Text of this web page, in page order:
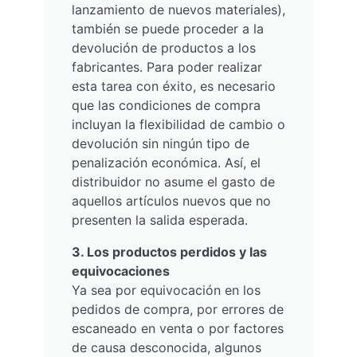
lanzamiento de nuevos materiales),
también se puede proceder a la
devolución de productos a los
fabricantes. Para poder realizar
esta tarea con éxito, es necesario
que las condiciones de compra
incluyan la flexibilidad de cambio o
devolución sin ningún tipo de
penalización económica. Así, el
distribuidor no asume el gasto de
aquellos artículos nuevos que no
presenten la salida esperada.
3. Los productos perdidos y las
equivocaciones
Ya sea por equivocación en los
pedidos de compra, por errores de
escaneado en venta o por factores
de causa desconocida, algunos